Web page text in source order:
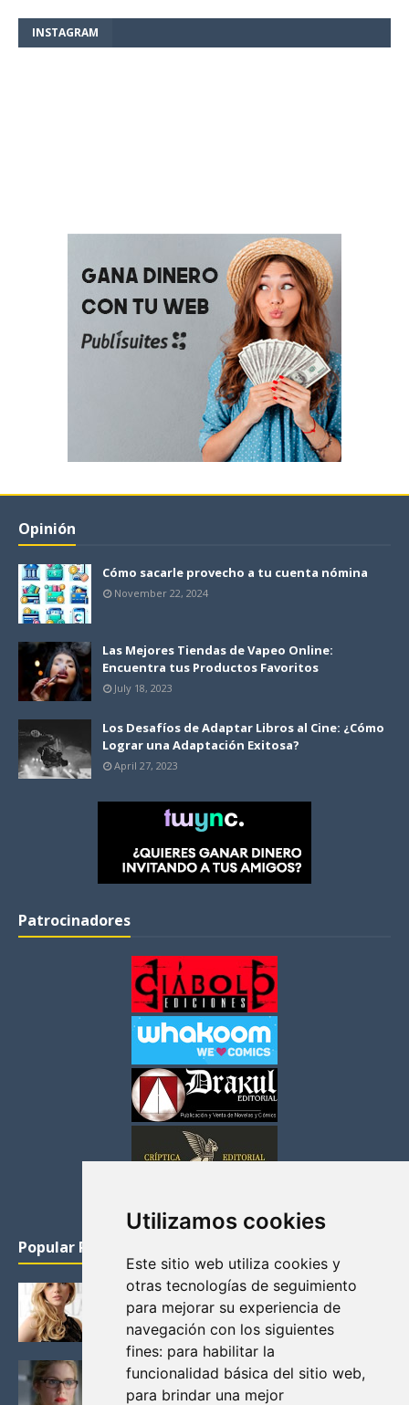
Utilizamos cookies
Este sitio web utiliza cookies y
otras tecnologías de seguimiento
para mejorar su experiencia de
navegación con los siguientes
fines: para habilitar la
funcionalidad básica del sitio web,
para brindar una mejor
INSTAGRAM
Opinión
Cómo sacarle provecho a tu cuenta nómina
November 22, 2024
Las Mejores Tiendas de Vapeo Online:
Encuentra tus Productos Favoritos
July 18, 2023
Los Desafíos de Adaptar Libros al Cine: ¿Cómo
Lograr una Adaptación Exitosa?
April 27, 2023
Patrocinadores
Popular Posts
KATHERYN WINNICK: LA ACTRIZ MAS GUAPA DE
VIKINGOS
Junio 14, 2013
FELICITY (EMILY BETT RICKARDS), LAS FOTOS
MAS BONITAS DE LA ALIADA DE ARROW